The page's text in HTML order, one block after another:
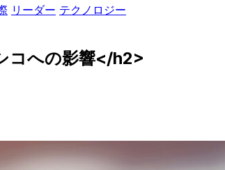
リーダー テクノロジー
コへの影響</h2>